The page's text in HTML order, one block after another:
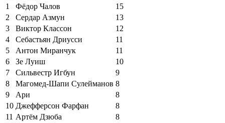
1
Фёдор Чалов
15
2
Сердар Азмун
13
3
Виктор Классон
12
4
Себастьян Дриусси
11
5
Антон Миранчук
11
6
Зе Луиш
10
7
Сильвестр Игбун
9
8
Магомед-Шапи Сулейманов 8
9
Ари
8
10 Джефферсон Фарфан
8
11 Артём Дзюба
8